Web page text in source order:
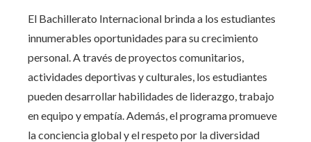
El Bachillerato Internacional brinda a los estudiantes
innumerables oportunidades para su crecimiento
personal. A través de proyectos comunitarios,
actividades deportivas y culturales, los estudiantes
pueden desarrollar habilidades de liderazgo, trabajo
en equipo y empatía. Además, el programa promueve
la conciencia global y el respeto por la diversidad